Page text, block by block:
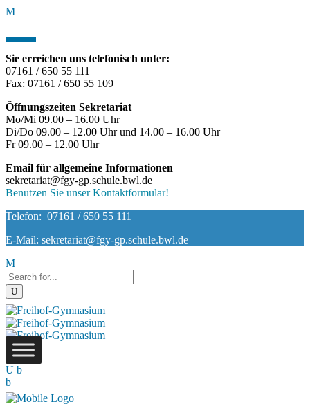
Sie erreichen uns telefonisch unter:
07161 / 650 55 111
Fax: 07161 / 650 55 109
Öffnungszeiten Sekretariat
Mo/Mi 09.00 – 16.00 Uhr
Di/Do 09.00 – 12.00 Uhr und 14.00 – 16.00 Uhr
Fr 09.00 – 12.00 Uhr
Email für allgemeine Informationen
sekretariat@fgy-gp.schule.bwl.de
Benutzen Sie unser Kontaktformular!
Telefon: 07161 / 650 55 111
E-Mail: sekretariat@fgy-gp.schule.bwl.de